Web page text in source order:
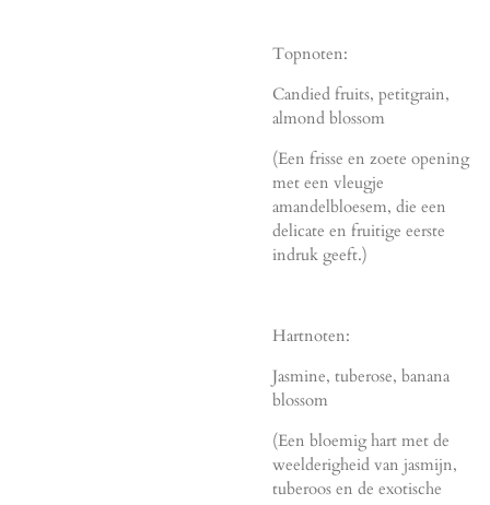
Topnoten:
Candied fruits, petitgrain,
almond blossom
(Een frisse en zoete opening
met een vleugje
amandelbloesem, die een
delicate en fruitige eerste
indruk geeft.)
Hartnoten:
Jasmine, tuberose, banana
blossom
(Een bloemig hart met de
weelderigheid van jasmijn,
tuberoos en de exotische